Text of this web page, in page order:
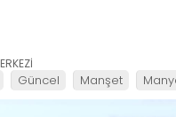
Güncel Manşet